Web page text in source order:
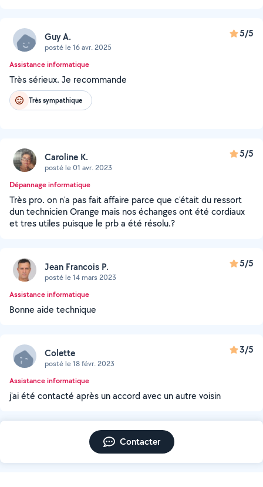
Guy A.
posté le 16 avr. 2025
5/5
Assistance informatique
Très sérieux. Je recommande
Très sympathique
Caroline K.
posté le 01 avr. 2023
5/5
Dépannage informatique
Très pro. on n'a pas fait affaire parce que c'était du ressort
dun technicien Orange mais nos échanges ont été cordiaux
et tres utiles puisque le prb a été résolu.?
Jean Francois P.
posté le 14 mars 2023
5/5
Assistance informatique
Bonne aide technique
Colette
posté le 18 févr. 2023
3/5
Assistance informatique
j'ai été contacté après un accord avec un autre voisin
Contacter